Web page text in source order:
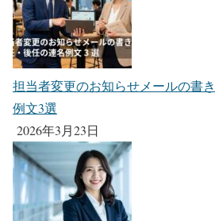
担当者変更のお知らせメールの書
例文3選
2026年3月23日